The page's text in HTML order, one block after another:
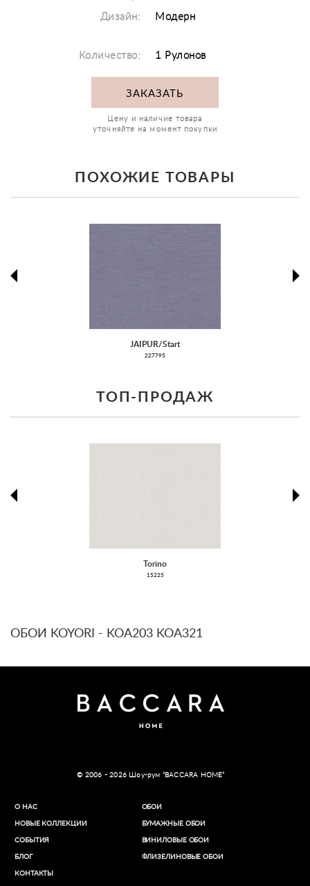
Дизайн: Модерн
Количество: 1 Рулонов
ЗАКАЗАТЬ
Цену и наличие товара
уточняйте на момент покупки
ПОХОЖИЕ ТОВАРЫ
JAIPUR/Start
227795
ТОП-ПРОДАЖ
Torino
15225
ОБОИ KOYORI - KOA203 KOA321
© 2006 - 2026 Шоу-рум “BACCARA HOME”
О НАС
НОВЫЕ КОЛЛЕКЦИИ
СОБЫТИЯ
БЛОГ
КОНТАКТЫ
ОБОИ
БУМАЖНЫЕ ОБОИ
ВИНИЛОВЫЕ ОБОИ​
ФЛИЗЕЛИНОВЫЕ ОБОИ